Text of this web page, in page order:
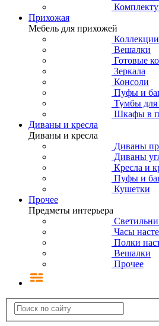
Прихожая
Мебель для прихожей
Вешалки
Готовые
Зеркала
Консоли
Пуфы и
Тумбы для
Шкафы в
Диваны и кресла
Диваны и кресла
Диваны
Диваны
Кресла и
Пуфы и
Кушетки
Прочее
Предметы интерьера
Часы
Полки
Вешалки
Прочее